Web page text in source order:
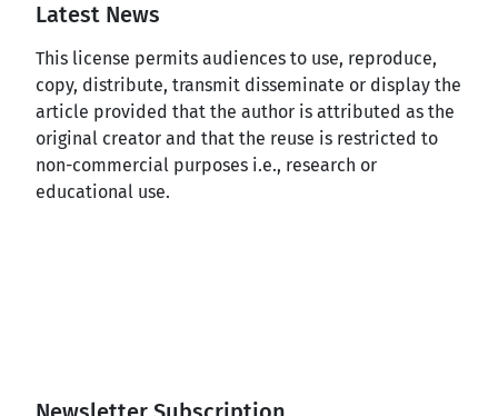
Latest News
This license permits audiences to use, reproduce,
copy, distribute, transmit disseminate or display the
article provided that the author is attributed as the
original creator and that the reuse is restricted to
non-commercial purposes i.e., research or
educational use.